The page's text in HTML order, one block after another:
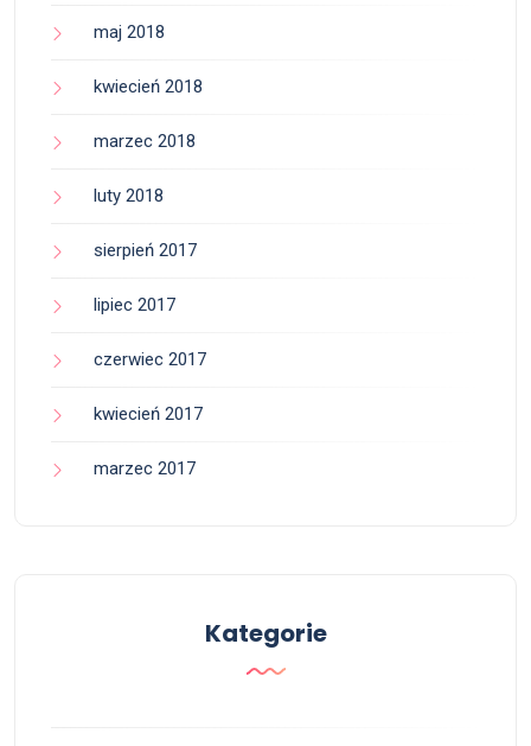
maj 2018
kwiecień 2018
marzec 2018
luty 2018
sierpień 2017
lipiec 2017
czerwiec 2017
kwiecień 2017
marzec 2017
Kategorie